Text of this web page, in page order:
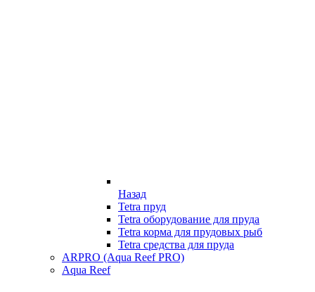
Назад
Tetra пруд
Tetra оборудование для пруда
Tetra корма для прудовых рыб
Tetra средства для пруда
ARPRO (Aqua Reef PRO)
Aqua Reef